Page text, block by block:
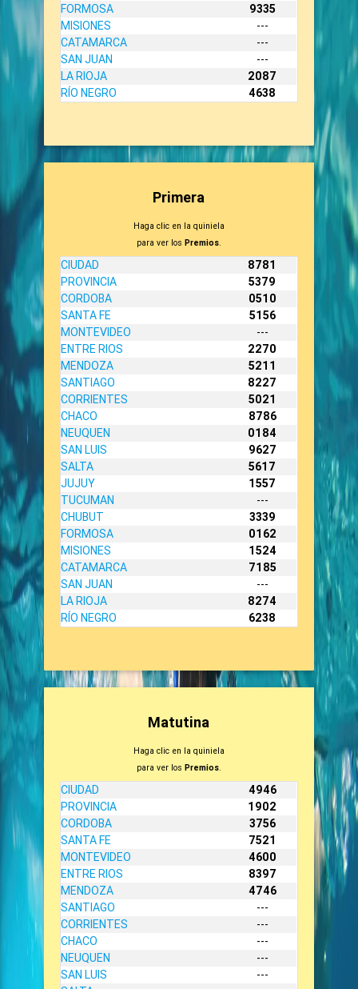
FORMOSA
9335
MISIONES
---
CATAMARCA
---
SAN JUAN
---
LA RIOJA
2087
RÍO NEGRO
4638
Primera
Haga clic en la quiniela
para ver los Premios.
CIUDAD
8781
PROVINCIA
5379
CORDOBA
0510
SANTA FE
5156
MONTEVIDEO
---
ENTRE RIOS
2270
MENDOZA
5211
SANTIAGO
8227
CORRIENTES
5021
CHACO
8786
NEUQUEN
0184
SAN LUIS
9627
SALTA
5617
JUJUY
1557
TUCUMAN
---
CHUBUT
3339
FORMOSA
0162
MISIONES
1524
CATAMARCA
7185
SAN JUAN
---
LA RIOJA
8274
RÍO NEGRO
6238
Matutina
Haga clic en la quiniela
para ver los Premios.
CIUDAD
4946
PROVINCIA
1902
CORDOBA
3756
SANTA FE
7521
MONTEVIDEO
4600
ENTRE RIOS
8397
MENDOZA
4746
SANTIAGO
---
CORRIENTES
---
CHACO
---
NEUQUEN
---
SAN LUIS
---